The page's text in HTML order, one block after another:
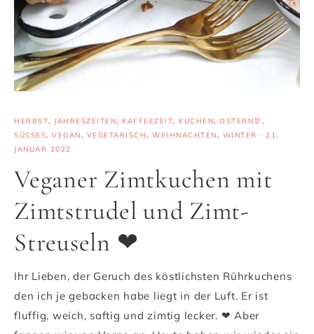
HERBST, JAHRESZEITEN, KAFFEEZEIT, KUCHEN, OSTERN🐰 ,
SÜSSES
, VEGAN, VEGETARISCH, WEIHNACHTEN, WINTER · 21.
JANUAR 2022
Veganer Zimtkuchen mit
Zimtstrudel und Zimt-
Streuseln ❤
Ihr Lieben, der Geruch des köstlichsten Rührkuchens
den ich je gebacken habe liegt in der Luft. Er ist
fluffig, weich, saftig und zimtig lecker. ❤ Aber